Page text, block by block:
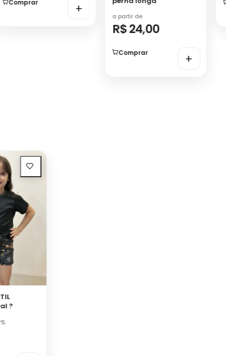
Comprar +
a partir de
R$ 24,00
Comprar +
?